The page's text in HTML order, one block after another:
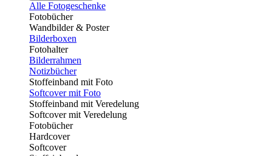
Alle Fotogeschenke
Fotobücher
Wandbilder & Poster
Bilderboxen
Fotohalter
Bilderrahmen
Notizbücher
Stoffeinband mit Foto
Softcover mit Foto
Stoffeinband mit Veredelung
Softcover mit Veredelung
Fotobücher
Hardcover
Softcover